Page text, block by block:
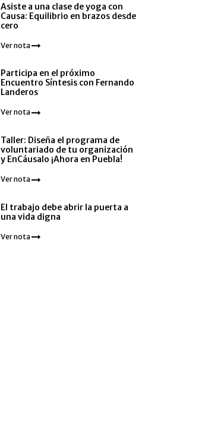
Asiste a una clase de yoga con
Causa: Equilibrio en brazos desde
cero
Ver nota
Participa en el próximo
Encuentro Síntesis con Fernando
Landeros
Ver nota
Taller: Diseña el programa de
voluntariado de tu organización
y EnCáusalo ¡Ahora en Puebla!
Ver nota
El trabajo debe abrir la puerta a
una vida digna
Ver nota